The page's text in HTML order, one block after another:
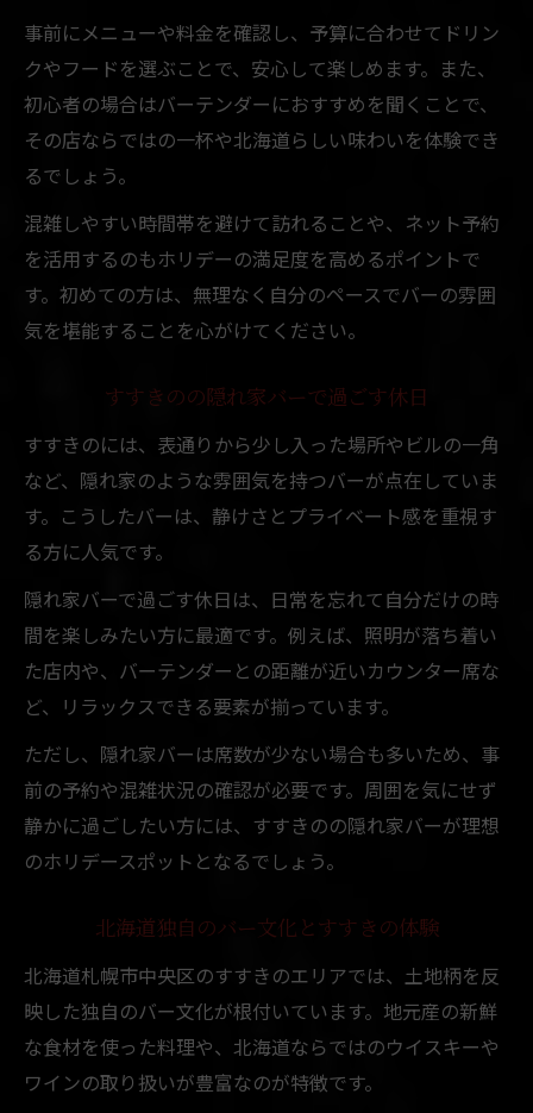
事前にメニューや料金を確認し、予算に合わせてドリン
クやフードを選ぶことで、安心して楽しめます。また、
初心者の場合はバーテンダーにおすすめを聞くことで、
その店ならではの一杯や北海道らしい味わいを体験でき
るでしょう。
混雑しやすい時間帯を避けて訪れることや、ネット予約
を活用するのもホリデーの満足度を高めるポイントで
す。初めての方は、無理なく自分のペースでバーの雰囲
気を堪能することを心がけてください。
すすきのの隠れ家バーで過ごす休日
すすきのには、表通りから少し入った場所やビルの一角
など、隠れ家のような雰囲気を持つバーが点在していま
す。こうしたバーは、静けさとプライベート感を重視す
る方に人気です。
隠れ家バーで過ごす休日は、日常を忘れて自分だけの時
間を楽しみたい方に最適です。例えば、照明が落ち着い
た店内や、バーテンダーとの距離が近いカウンター席な
ど、リラックスできる要素が揃っています。
ただし、隠れ家バーは席数が少ない場合も多いため、事
前の予約や混雑状況の確認が必要です。周囲を気にせず
静かに過ごしたい方には、すすきのの隠れ家バーが理想
のホリデースポットとなるでしょう。
北海道独自のバー文化とすすきの体験
北海道札幌市中央区のすすきのエリアでは、土地柄を反
映した独自のバー文化が根付いています。地元産の新鮮
な食材を使った料理や、北海道ならではのウイスキーや
ワインの取り扱いが豊富なのが特徴です。